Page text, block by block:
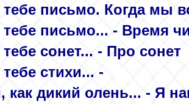
письмо. Когда мы
письмо... - Время
сонет... - Про сонет
стихи... -
как дикий олень... - Я